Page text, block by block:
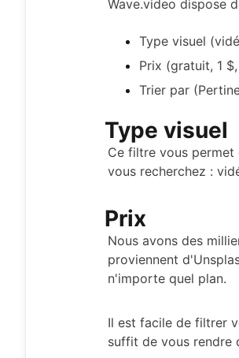
Wave.video dispose
Type visuel
Prix (gratuit, 1
Trier par
Type visuel
Ce filtre vous
vous recherchez :
Prix
Nous avons des
proviennent
n'importe quel plan.
Il est facile de filtrer
suffit de vous rendre